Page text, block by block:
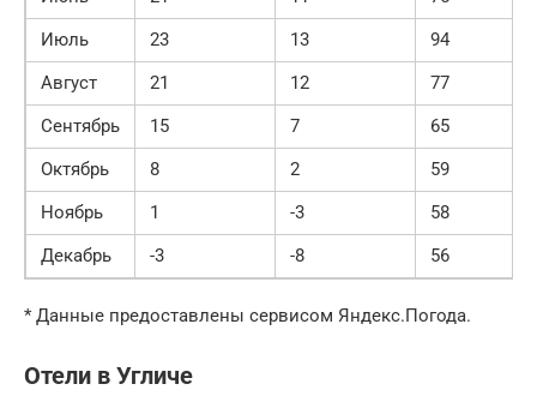
Июль
23 13
94
Август
21 12
77
Сентябрь
15 7
65
Октябрь
8 2
59
Ноябрь
1 -3
58
Декабрь
-3 -8 56
* Данные предоставлены сервисом Яндекс.Погода.
Отели в Угличе